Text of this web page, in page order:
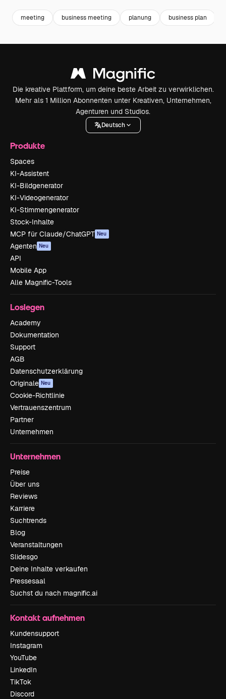
meeting business meeting planung business plan
Die kreative Plattform, um deine beste Arbeit zu verwirklichen.
Mehr als 1 Million Abonnenten unter Kreativen, Unternehmen,
Agenturen und Studios.
Deutsch
Produkte
Spaces
KI-Assistent
KI-Bildgenerator
KI-Videogenerator
KI-Stimmengenerator
Stock-Inhalte
MCP für Claude/ChatGPT Neu
Agenten Neu
API
Mobile App
Alle Magnific-Tools
Loslegen
Academy
Dokumentation
Support
AGB
Datenschutzerklärung
Originale Neu
Cookie-Richtlinie
Vertrauenszentrum
Partner
Unternehmen
Unternehmen
Preise
Über uns
Reviews
Karriere
Suchtrends
Blog
Veranstaltungen
Slidesgo
Deine Inhalte verkaufen
Pressesaal
Suchst du nach magnific.ai
Kontakt aufnehmen
Kundensupport
Instagram
YouTube
LinkedIn
TikTok
Discord